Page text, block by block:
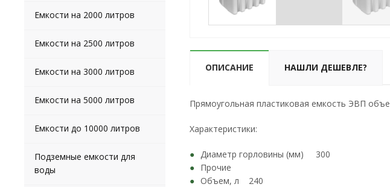
Емкости на 2000 литров
Емкости на 2500 литров
Емкости на 3000 литров
Емкости на 5000 литров
Емкости до 10000 литров
Подземные емкости для
воды
ОПИСАНИЕ НАШЛИ ДЕШЕВЛЕ?
Прямоугольная пластиковая емкость ЭВП
Характеристики:
Диаметр горловины (мм) 300
Прочие
Объем, л 240